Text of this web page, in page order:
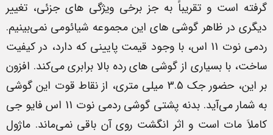
گرفته است و تقریباً به جز برخی ویژگی های جزئی، تغییر
دیگری در ظاهر گوشی های این مجموعه شیائومی نمی‌بینیم.
ردمی نوت 11 اس، با وجود قیمت پایینی که دارد، در کیفیت
ساخت، با بسیاری از گوشی‌ های رده بالا برابری می‌کند. افزون
بر این، حضور جک 3.5 میلی متری، از نقاط قوت این گوشی
به شمار می‌آید. بدنه پشتی گوشی ردمی نوت 11 اس فایو جی
کاملاَ مات است و اثر انگشت روی آن باقی نمی‌ماند. ماژول